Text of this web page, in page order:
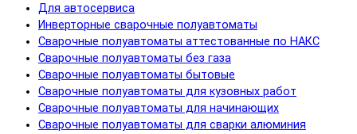
Для автосервиса
Инверторные сварочные полуавтоматы
Сварочные полуавтоматы аттестованные по НАКС
Сварочные полуавтоматы без газа
Сварочные полуавтоматы бытовые
Сварочные полуавтоматы для кузовных работ
Сварочные полуавтоматы для начинающих
Сварочные полуавтоматы для сварки алюминия